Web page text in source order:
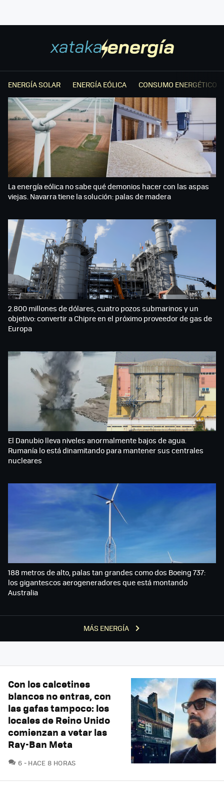
ENERGÍA SOLAR ENERGÍA EÓLICA CONSUMO ENERGÉTICO
MÁS ENERGÍA
La energía eólica no sabe qué demonios hacer con las aspas
viejas. Navarra tiene la solución: palas de madera
2.800 millones de dólares, cuatro pozos submarinos y un
objetivo: convertir a Chipre en el próximo proveedor de gas de
Europa
El Danubio lleva niveles anormalmente bajos de agua.
Rumanía lo está dinamitando para mantener sus centrales
nucleares
188 metros de alto, palas tan grandes como dos Boeing 737:
los gigantescos aerogeneradores que está montando
Australia
Con los calcetines
blancos no entras, con
las gafas tampoco: los
locales de Reino Unido
comienzan a vetar las
Ray-Ban Meta
6 COMENTARIOS
HACE 8 HORAS